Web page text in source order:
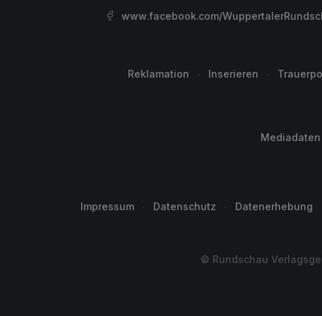
www.facebook.com/
Reklamation Inserieren
Mediadaten
Impressum Datenschutz Datenerhebung
© Rundschau